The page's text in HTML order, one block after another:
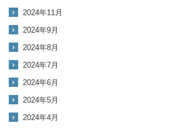
2024年11月
2024年9月
2024年8月
2024年7月
2024年6月
2024年5月
2024年4月